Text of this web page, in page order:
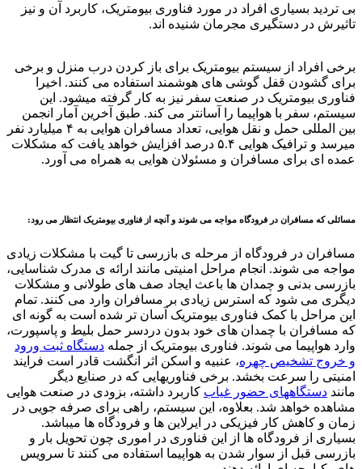
بی تردید بسیاری افراد در مورد فناوری بیومتریک، کاربرد آن و نیز
تاثیرش در دستگیری مجرمان شنیده اند.
برخی افراد از سیستم بیومتریک برای باز کردن درب منزل و برخی
برای گشودن قفل گوشی های هوشمند استفاده می کنند. اخیرا
فناوری بیومتریک در صنعت سفر نیز به کار گرفته می­شود. این
سیستم، سفر با هواپیما را آسانتر می کند. طبق آخرین آمار انجمن
بین المللی حمل و نقل هوایی، تعداد مسافران هوایی به ۴ میلیارد نفر
می­رسد و ترافیک هوایی ۵.۴ درصد افزایش خواهد یافت که مشکلات
عمده ای برای مسافران و مسئولان هوایی به همراه می آورد.
مسائلی که مسافران در فرودگاه مواجه می شوند و آنچه از فناوری بیومتریک انتظار می رود:
مسافران در فرودگاه از مرحله ی بازرسی تا گیت با مشکلات زیادی
مواجه می شوند. انجام مراحل امنیتی مانند ارائه ی مدرک شناسایی،
بازرسی بدنی و چمدان ها باعث ایجاد صف های طولانی و مشکلات
دیگری می شود که استرس زیادی بر مسافران وارد می کنند. تمام
این مراحل با کمک فناوری بیومتریک آسان تر شده است به گونه ای
که مسافران با چمدان های خود بدون دردسر حمل بلیط و پاسپورت،
وارد هواپیما می شوند. فناوری بیومتریک از جمله دستگاه ثبت ورود
و خروج تشخیص چهره، عنبیه و اسکن اثر انگشت قادر است فرایند
امنیتی را سرعت ­بخشد. برخی فناوریهایی که در صنایع دیگر
مانند دستگاههای حضور غیاب کاربرد داشته، بزودی در صنعت هوایی
مشاهده خواهد شد. بعلاوه، این سیستم، راهی برای صرفه جویی در
زمان و کاهش کار فیزیکی در ایرلاین ها و فرودگاه ها می­باشد.
بسیاری از فرودگاه ها از این فناوری در اموری چون تحویل بار و
بازرسی قبل از سوار شدن به هواپیما استفاده می کنند تا سرویس